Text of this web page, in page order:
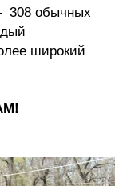
308 обычных
широкий